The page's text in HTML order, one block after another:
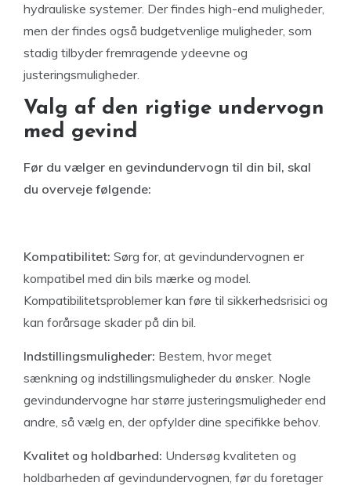
hydrauliske systemer. Der findes high-end muligheder,
men der findes også budgetvenlige muligheder, som
stadig tilbyder fremragende ydeevne og
justeringsmuligheder.
Valg af den rigtige undervogn
med gevind
Før du vælger en gevindundervogn til din bil, skal
du overveje følgende:
Kompatibilitet: Sørg for, at gevindundervognen er
kompatibel med din bils mærke og model.
Kompatibilitetsproblemer kan føre til sikkerhedsrisici og
kan forårsage skader på din bil.
Indstillingsmuligheder: Bestem, hvor meget
sænkning og indstillingsmuligheder du ønsker. Nogle
gevindundervogne har større justeringsmuligheder end
andre, så vælg en, der opfylder dine specifikke behov.
Kvalitet og holdbarhed: Undersøg kvaliteten og
holdbarheden af gevindundervognen, før du foretager